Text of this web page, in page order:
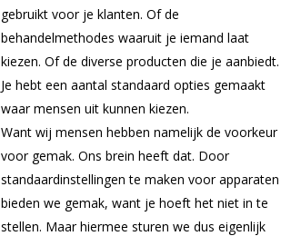
gebruikt voor je klanten. Of de
behandelmethodes waaruit je iemand laat
kiezen. Of de diverse producten die je aanbiedt.
Je hebt een aantal standaard opties gemaakt
waar mensen uit kunnen kiezen.
Want wij mensen hebben namelijk de voorkeur
voor gemak. Ons brein heeft dat. Door
standaardinstellingen te maken voor apparaten
bieden we gemak, want je hoeft het niet in te
stellen. Maar hiermee sturen we dus eigenlijk